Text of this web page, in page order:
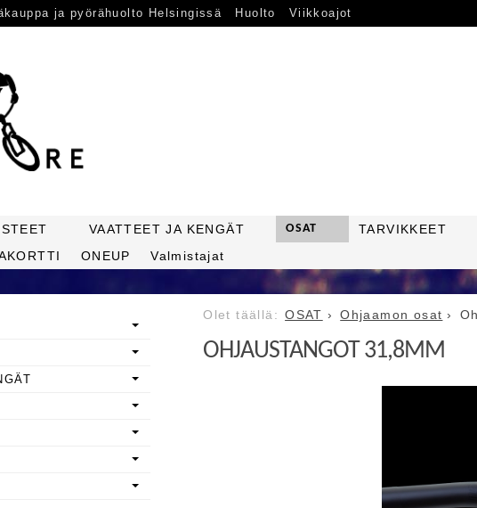
ja pyörähuolto Helsingissä Huolto Viikkoajot
VAATTEET JA KENGÄT OSAT TARVIKKEET
ONEUP Valmistajat
OSAT Ohjaamon osat
OHJAUSTANGOT 31,8MM